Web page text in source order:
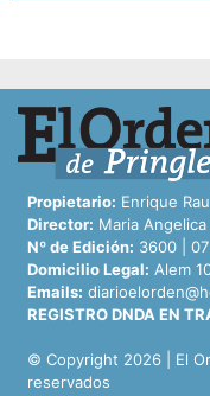
Propietario: Enrique
Director: Maria Angelica
Nº de Edición: 3600 |
Domicilio Legal: Alem
Emails:
REGISTRO DNDA EN
© Copyright 2026 | El
reservados